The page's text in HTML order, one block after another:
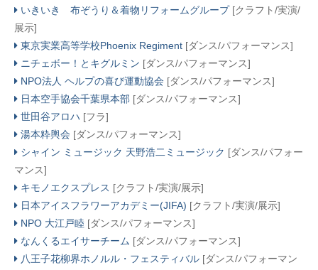
いきいき 布ぞうり＆着物リフォームグループ [クラフト/実演/
展示]
東京実業高等学校Phoenix Regiment [ダンス/パフォーマンス]
ニチェボー！とキグルミン [ダンス/パフォーマンス]
NPO法人 ヘルプの喜び運動協会 [ダンス/パフォーマンス]
日本空手協会千葉県本部 [ダンス/パフォーマンス]
世田谷アロハ [フラ]
湯本粋輿会 [ダンス/パフォーマンス]
シャイン ミュージック 天野浩二ミュージック [ダンス/パフォー
マンス]
キモノエクスプレス [クラフト/実演/展示]
日本アイスフラワーアカデミー(JIFA) [クラフト/実演/展示]
NPO 大江戸睦 [ダンス/パフォーマンス]
なんくるエイサーチーム [ダンス/パフォーマンス]
八王子花柳界ホノルル・フェスティバル [ダンス/パフォーマン